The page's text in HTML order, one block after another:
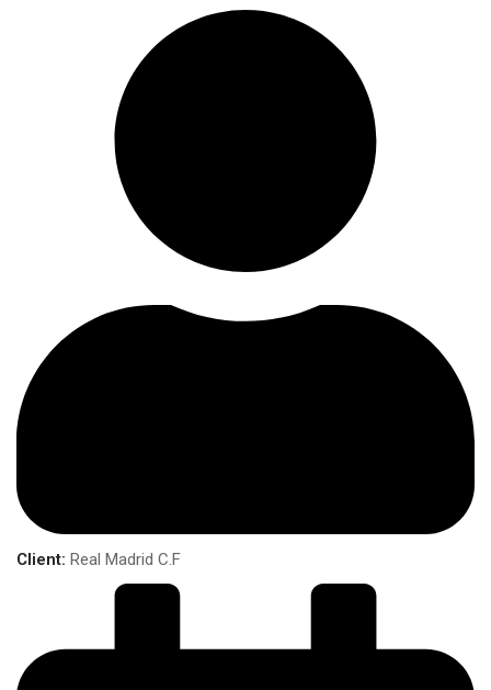
Client: Real Madrid C.F